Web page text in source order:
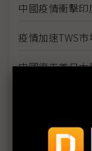
中國疫情衝擊
疫情加速TWS
中國復工首日
百度捐智慧螢